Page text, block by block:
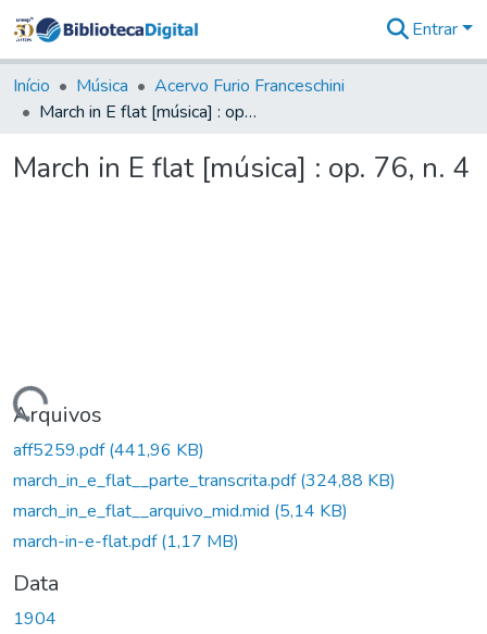
&
Coleções
Tudo na
Digital
Entrar
Início Música
Acervo Furio Franceschini
March in E flat [música] : op. 76, n. 4
March in E flat [música] : op. 76, n. 4
Carregando...
Arquivos
aff5259.pdf(441,96 KB)
march_in_e_flat__parte_transcrita.pdf(324,88 KB)
march_in_e_flat__arquivo_mid.mid (5,14 KB)
march-in-e-flat.pdf(1,17 MB)
Data
1904